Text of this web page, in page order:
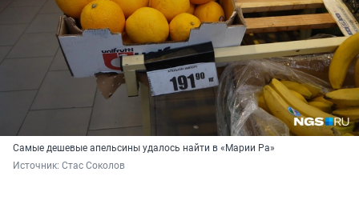
Самые дешевые апельсины удалось найти в «Марии Ра»
Источник: Стас Соколов